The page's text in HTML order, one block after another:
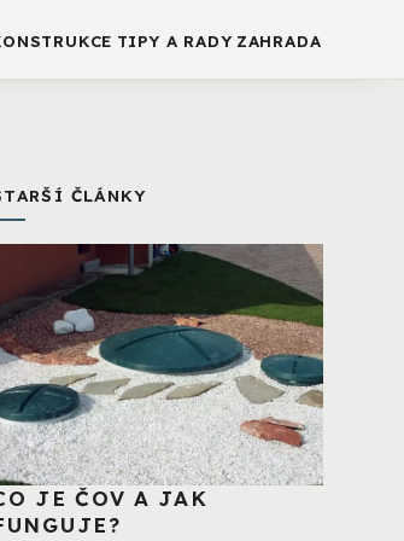
TIPY A RADY ZAHRADA
ČLÁNKY
JE ČOV A JAK